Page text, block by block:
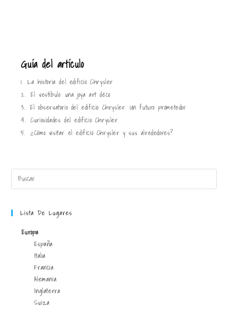
Guía del artículo
1. La historia del edificio Chrysler
2. El vestíbulo: una joya art déco
3. El observatorio del edificio Chrysler: Un futuro prometedor
4. Curiosidades del edificio Chrysler
5. ¿Cómo visitar el edificio Chrysler y sus alrededores?
Lista De Lugares
Europa
España
Italia
Francia
Alemania
Inglaterra
Suiza